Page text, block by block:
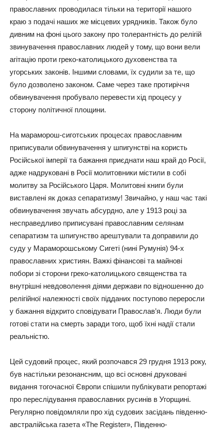
православних проводилася тільки на території нашого
краю з подачі наших же місцевих урядників. Також було
дивним на фоні цього закону про толерантність до релігій
звинувачення православних людей у тому, що вони вели
агітацію проти греко-католицького духовенства та
угорських законів. Іншими словами, їх судили за те, що
було дозволено законом. Саме через таке протиріччя
обвинувачення пробувало перевести хід процесу у
сторону політичної площини.
На мараморош-сиготських процесах православним
приписували обвинувачення у шпигунстві на користь
Російської імперії та бажання приєднати наш край до Росії,
адже надруковані в Росії молитовники містили в собі
молитву за Російського Царя. Молитовні книги були
виставлені як доказ сепаратизму! Звичайно, у наш час такі
обвинувачення звучать абсурдно, але у 1913 році за
несправедливо приписувані православним селянам
сепаратизм та шпигунство арештували та доправили до
суду у Мараморошському Сигеті (нині Румунія) 94-х
православних християн. Важкі фінансові та майнові
побори зі сторони греко-католицького священства та
внутрішні невдоволення діями держави по відношенню до
релігійної належності своїх підданих поступово переросли
у бажання відкрито сповідувати Православ’я. Люди були
готові стати на смерть заради того, щоб їхні надії стали
реальністю.
Цей судовий процес, який розпочався 29 грудня 1913 року,
був настільки резонансним, що всі основні друковані
видання тогочасної Європи спішили публікувати репортажі
про переслідування православних русинів в Угорщині.
Регулярно повідомляли про хід судових засідань південно-
австралійська газета «The Register», Південно-